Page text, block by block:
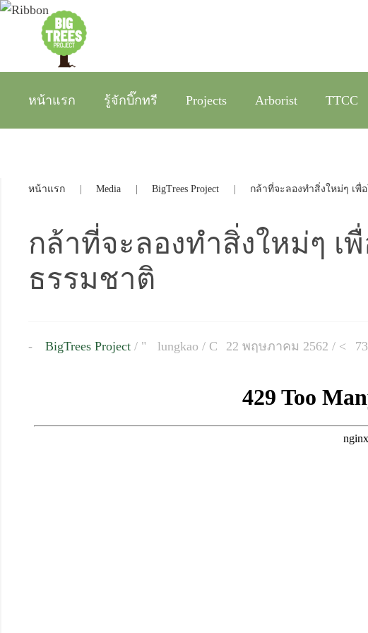
หน้าแรก รู้จักบิ๊กทรี Projects Arborist TTCC
หน้าแรก Media BigTrees Project กล้าที่จะลองทำสิ่งใหม่ๆ เพื่
กล้าที่จะลองทำสิ่งใหม่ๆ เ
ธรรมชาติ
BigTrees Project/ lungkao / 22 พฤษภาคม 2562 /